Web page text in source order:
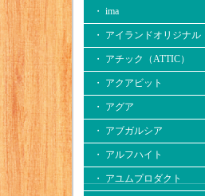
・ ima
・ アイランドオリジナル
・ アチック（ATTIC）
・ アクアビット
・ アグア
・ アブガルシア
・ アルフハイト
・ アユムプロダクト